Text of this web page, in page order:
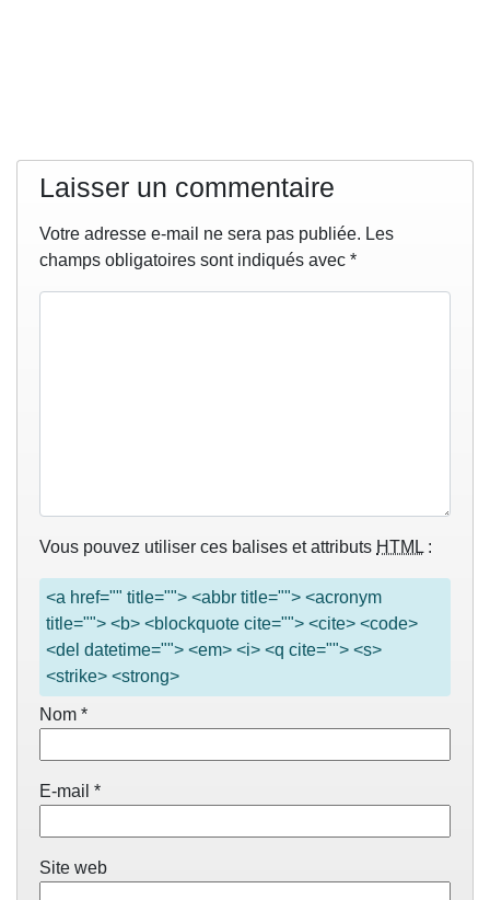
Laisser un commentaire
Votre adresse e-mail ne sera pas publiée. Les
champs obligatoires sont indiqués avec *
Vous pouvez utiliser ces balises et attributs HTML :
<a href="" title=""> <abbr title=""> <acronym
title=""> <b> <blockquote cite=""> <cite> <code>
<del datetime=""> <em> <i> <q cite=""> <s>
<strike> <strong>
Nom *
E-mail *
Site web